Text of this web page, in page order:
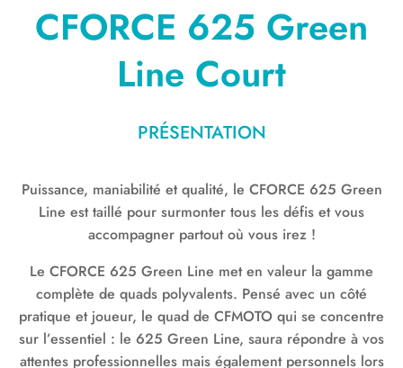
CFORCE 625 Green
Line Court
PRÉSENTATION
Puissance, maniabilité et qualité, le CFORCE 625 Green
Line est taillé pour surmonter tous les défis et vous
accompagner partout où vous irez !
Le CFORCE 625 Green Line met en valeur la gamme
complète de quads polyvalents. Pensé avec un côté
pratique et joueur, le quad de CFMOTO qui se concentre
sur l’essentiel : le 625 Green Line, saura répondre à vos
attentes professionnelles mais également personnels lors